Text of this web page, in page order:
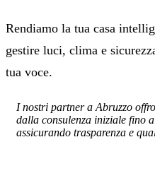
Rendiamo la tua casa
gestire luci, clima e
tua voce.
I nostri partner a Abruzzo
dalla consulenza iniziale fino
assicurando trasparenza e